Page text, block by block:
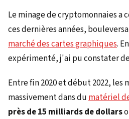
Le minage de cryptomonnaies a
ces dernières années,
marché des cartes graphiques.
expérimenté, j'ai pu constater
Entre fin 2020 et début 2022, les
massivement dans dumatériel
près de 15 milliards de dollars